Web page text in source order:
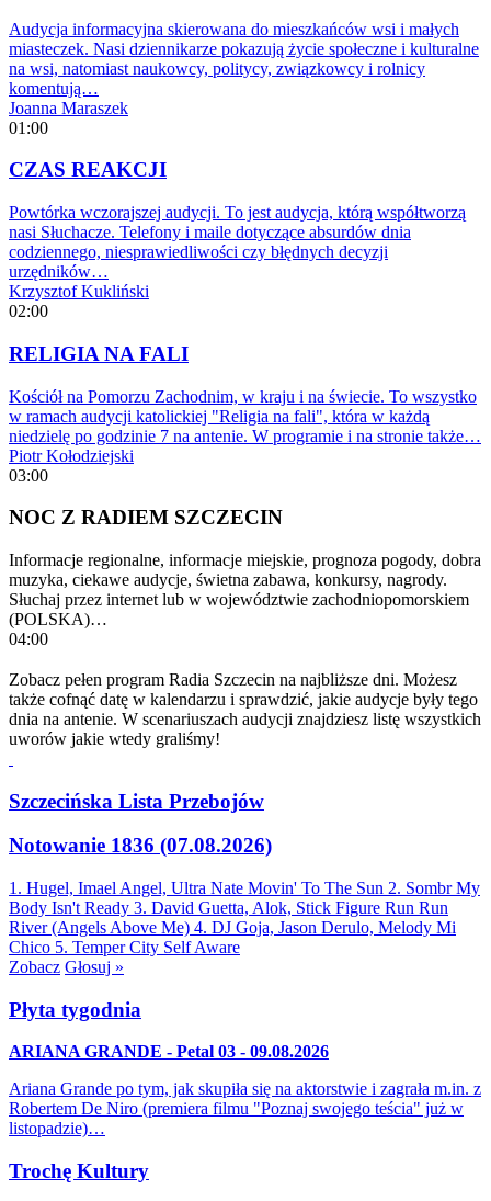
Audycja informacyjna skierowana do mieszkańców wsi i małych
miasteczek. Nasi dziennikarze pokazują życie społeczne i kulturalne
na wsi, natomiast naukowcy, politycy, związkowcy i rolnicy
komentują…
Joanna Maraszek
01:00
CZAS REAKCJI
Powtórka wczorajszej audycji. To jest audycja, którą współtworzą
nasi Słuchacze. Telefony i maile dotyczące absurdów dnia
codziennego, niesprawiedliwości czy błędnych decyzji
urzędników…
Krzysztof Kukliński
02:00
RELIGIA NA FALI
Kościół na Pomorzu Zachodnim, w kraju i na świecie. To wszystko
w ramach audycji katolickiej "Religia na fali", która w każdą
niedzielę po godzinie 7 na antenie. W programie i na stronie także…
Piotr Kołodziejski
03:00
NOC Z RADIEM SZCZECIN
Informacje regionalne, informacje miejskie, prognoza pogody, dobra
muzyka, ciekawe audycje, świetna zabawa, konkursy, nagrody.
Słuchaj przez internet lub w województwie zachodniopomorskiem
(POLSKA)…
04:00
Zobacz pełen program Radia Szczecin na najbliższe dni. Możesz
także cofnąć datę w kalendarzu i sprawdzić, jakie audycje były tego
dnia na antenie. W scenariuszach audycji znajdziesz listę wszystkich
uworów jakie wtedy graliśmy!
Szczecińska Lista Przebojów
Notowanie 1836 (07.08.2026)
1. Hugel, Imael Angel, Ultra Nate Movin' To The Sun 2. Sombr My
Body Isn't Ready 3. David Guetta, Alok, Stick Figure Run Run
River (Angels Above Me) 4. DJ Goja, Jason Derulo, Melody Mi
Chico 5. Temper City Self Aware
Zobacz Głosuj »
Płyta tygodnia
ARIANA GRANDE - Petal 03 - 09.08.2026
Ariana Grande po tym, jak skupiła się na aktorstwie i zagrała m.in. z
Robertem De Niro (premiera filmu "Poznaj swojego teścia" już w
listopadzie)…
Trochę Kultury